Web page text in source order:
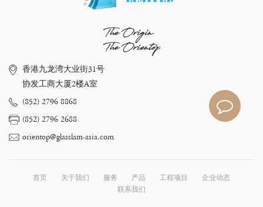
The Origin
The Orientop
香港九龙湾大业街31号
协发工商大厦2楼A室
(852) 2796 8868
(852) 2796 2688
orientop@glasslam-asia.com
首页 关于我们 服务 产品 工程项目
企业动态
联系我们